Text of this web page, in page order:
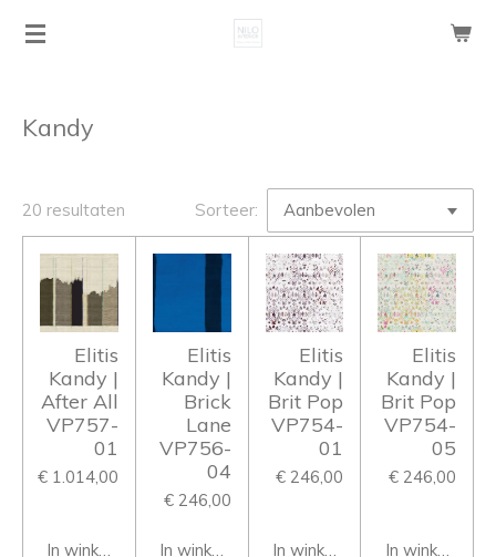
Ga
hoofdinhoud
Kandy
20 resultaten Sorteer:
Elitis
Kandy |
After All
VP757-
01
€ 1.014,00
In winkelwagen
Elitis
Kandy |
Brick
Lane
VP756-
04
€ 246,00
In winkelwagen
Elitis
Kandy |
Brit Pop
VP754-
01
€ 246,00
In winkelwagen
Elitis
Kandy |
Brit Pop
VP754-
05
€ 246,00
In